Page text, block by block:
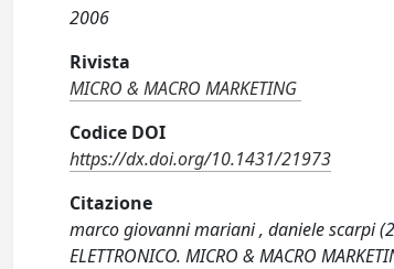
2006
Rivista
MICRO & MACRO MARKETING
Codice DOI
https://dx.doi.org/10.1431/21973
Citazione
marco giovanni mariani , daniele scarpi
ELETTRONICO. MICRO & MACRO